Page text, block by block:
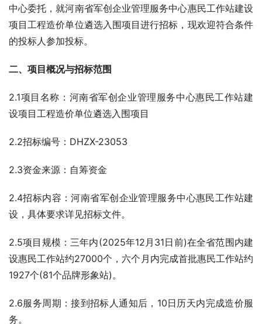
中心委托，就河南省军创企业管理服务中心惠民工作站建设
项目工程造价单位遴选入围项目进行招标，现欢迎符合条件
的投标人参加投标。
二、项目概况与招标范围
2.1项目名称：河南省军创企业管理服务中心惠民工作站建
设项目工程造价单位遴选入围项目
2.2招标编号：DHZX-23053
2.3资金来源：自筹资金
2.4招标内容：河南省军创企业管理服务中心惠民工作站建
设，具体要求详见招标文件。
2.5项目规模：三年内(2025年12月31日前)在全省范围内建
设惠民工作站约27000个，六个月内完成首批惠民工作站约
1927个(81个品牌形象站)。
2.6服务周期：接到招标人通知后，10日历天内完成造价服
务。